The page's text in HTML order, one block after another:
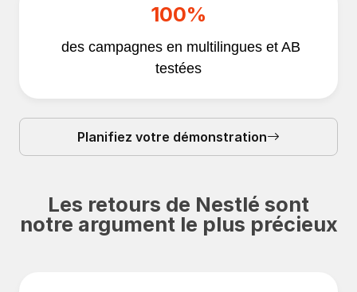
100%
des campagnes en multilingues et AB
testées
Planifiez votre démonstration
Les retours de Nestlé sont
notre argument le plus précieux